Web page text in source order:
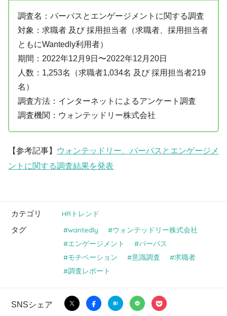
調査名：パーパスとエンゲージメントに関する調査
対象：求職者 及び 採用担当者（求職者、採用担当者
ともにWantedly利用者）
期間：2022年12月9日〜2022年12月20日
人数：1,253名（求職者1,034名 及び 採用担当者219
名）
調査方法：インターネットによるアンケート調査
調査機関：ウォンテッドリー株式会社
【参考記事】
ウォンテッドリー、パーパスとエンゲージメ
ントに関する調査結果を発表
カテゴリ HRトレンド
タグ wantedly
ウォンテッドリー株式会社
エンゲージメント
パーパス
モチベーション
意識調査
求職者
調査レポート
SNSシェア